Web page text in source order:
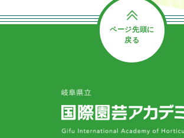
ページ先頭に
戻る